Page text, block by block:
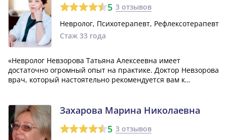
5 3 отзывов
Невролог, Психотерапевт, Рефлексотерапевт
Стаж 33 года
«Невролог Невзорова Татьяна Алексеевна имеет
достаточно огромный опыт на практике. Доктор Невзорова
врач, который настоятельно рекомендуется вам к
Захарова Марина Николаевна
5 3 отзывов